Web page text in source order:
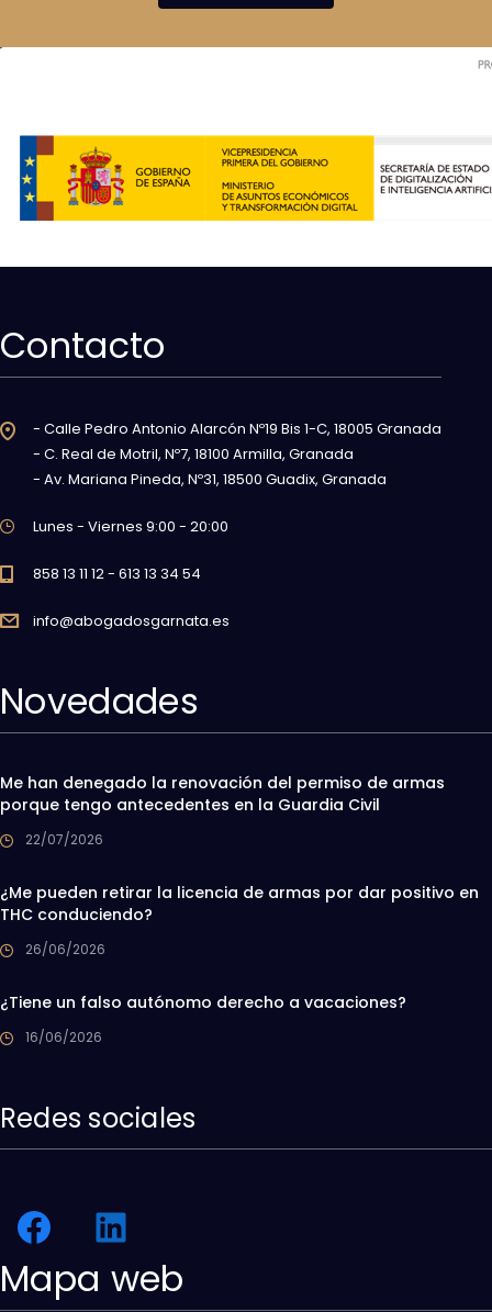
Contacto
- Calle Pedro Antonio Alarcón Nº19 Bis 1-C, 18005 Granada
- C. Real de Motril, Nº7, 18100 Armilla, Granada
- Av. Mariana Pineda, Nº31, 18500 Guadix, Granada
Lunes - Viernes 9:00 - 20:00
858 13 11 12 - 613 13 34 54
info@abogadosgarnata.es
Novedades
Me han denegado la renovación del permiso de armas
porque tengo antecedentes en la Guardia Civil
22/07/2026
¿Me pueden retirar la licencia de armas por dar positivo en
THC conduciendo?
26/06/2026
¿Tiene un falso autónomo derecho a vacaciones?
16/06/2026
Redes sociales
Mapa web